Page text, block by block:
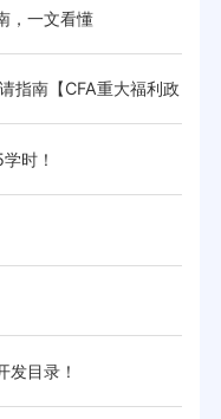
，一文看懂
指南【CFA重大福利政
时！
发目录！